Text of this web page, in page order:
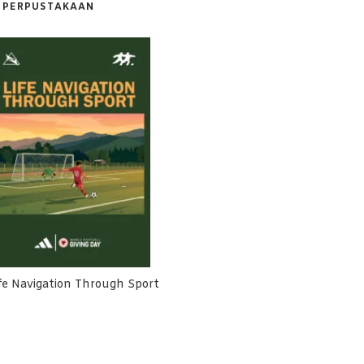
PERPUSTAKAAN
Navigation Through Sport